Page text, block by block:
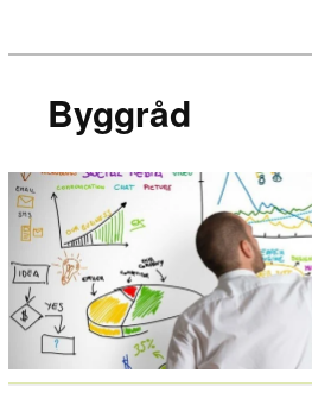
HUR BYGGER MAN ETT HUS?
HUR BYGGER MAN?
BLOGG
Byggråd